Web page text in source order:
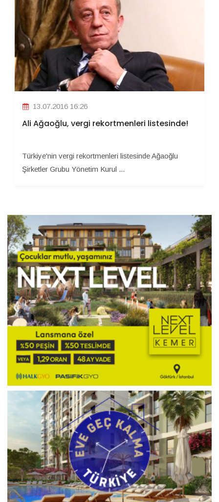
13.07.2016 16:26
Ali Ağaoğlu, vergi rekortmenleri listesinde!
Türkiye'nin vergi rekortmenleri listesinde Ağaoğlu
Şirketler Grubu Yönetim Kurul ...